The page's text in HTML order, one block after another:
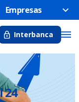
Empresas
Interbanca
24